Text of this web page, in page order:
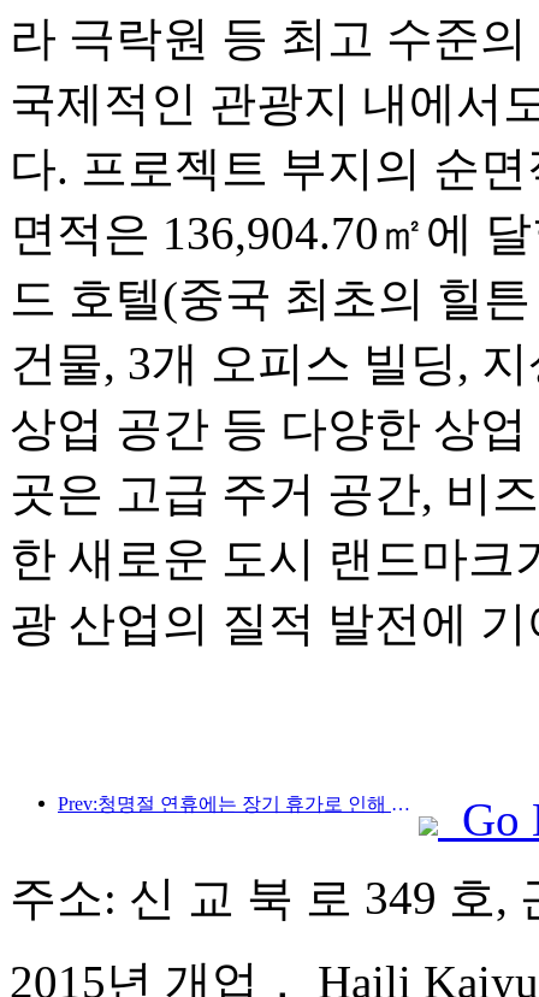
라 극락원 등 최고 수준
국제적인 관광지 내에서
다. 프로젝트 부지의 순
면적은 136,904.70㎡에
드 호텔(중국 최초의 힐
건물, 3개 오피스 빌딩,
상업 공간 등 다양한 상
곳은 고급 주거 공간, 비
한 새로운 도시 랜드마크
광 산업의 질적 발전에
Prev:청명절 연휴에는 장기 휴가로 인해 여행객이 급증했으며, 나들이와 꽃 구경이 많은 도시에서 방문객 수 증가를 이끌었습니다.
Go
주소: 신 교 북 로 349 호,
2015년 개업， Haili